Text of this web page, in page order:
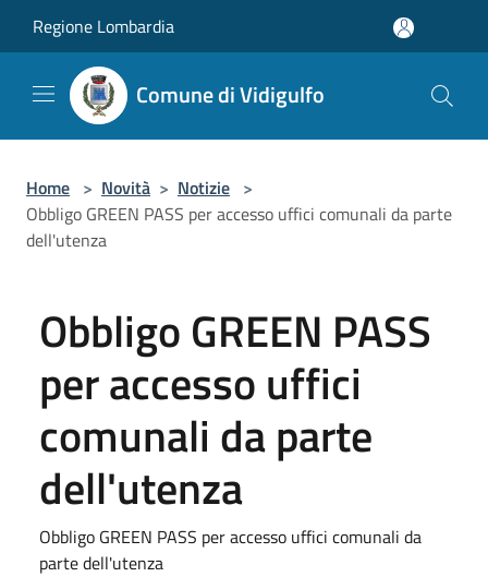
Regione Lombardia
Comune di Vidigulfo
Home > Novità > Notizie >
Obbligo GREEN PASS per accesso uffici comunali da parte
dell'utenza
Obbligo GREEN PASS
per accesso uffici
comunali da parte
dell'utenza
Obbligo GREEN PASS per accesso uffici comunali da
parte dell'utenza